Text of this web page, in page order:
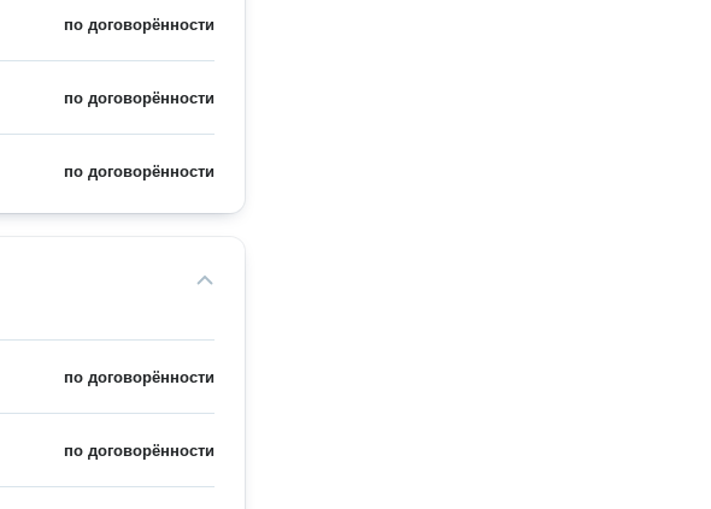
по договорённости
по договорённости
по договорённости
по договорённости
по договорённости